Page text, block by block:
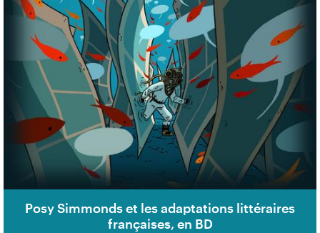
Posy Simmonds et les adaptations littéraires
françaises, en BD